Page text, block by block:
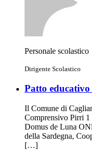
Personale scolastico
Dirigente Scolastico
Patto
Il Comune di
Comprensivo Pirri
Domus de Luna
della Sardegna,
[…]